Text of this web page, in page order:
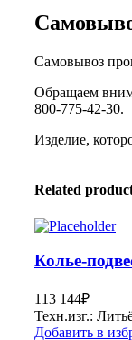
Самовывоз
Обращаем
800-775-42-30.
Изделие,
Related
Колье-
113 144₽
Техн.изг.:
Добавить в